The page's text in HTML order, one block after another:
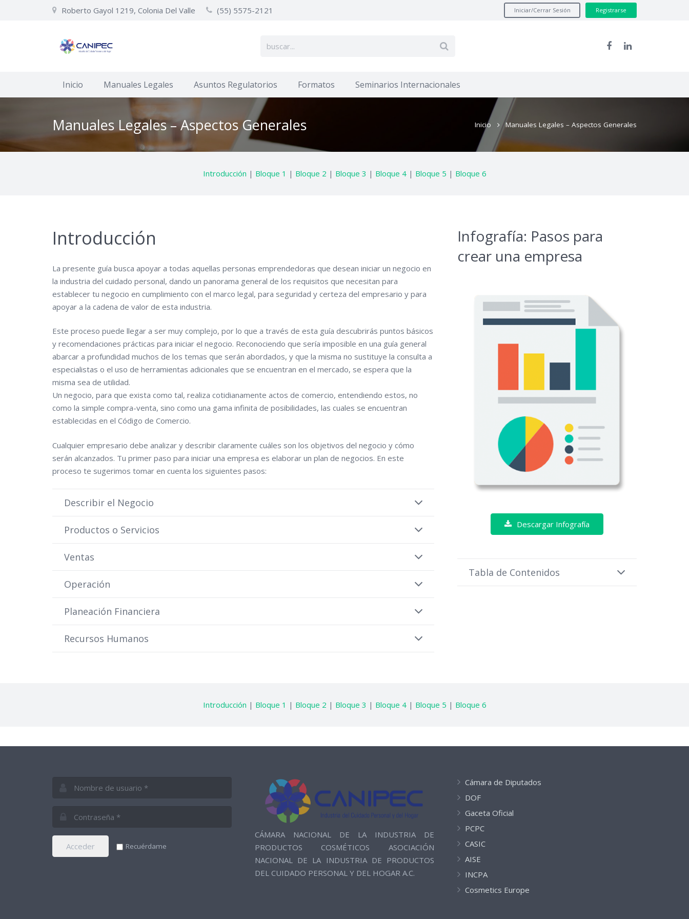
Roberto Gayol 1219, Colonia Del Valle (55) 5575-2121 Iniciar/Cerrar Sesión Registrarse
Inicio Manuales Legales Asuntos Regulatorios Formatos Seminarios Internacionales
Manuales Legales – Aspectos Generales Inicio Manuales Legales – Aspectos Generales
Introducción | Bloque 1 | Bloque 2 | Bloque 3 | Bloque 4| Bloque 5 | Bloque 6
Introducción
La presente guía busca apoyar a todas aquellas personas emprendedoras que desean iniciar un negocio en
la industria del cuidado personal, dando un panorama general de los requisitos que necesitan para
establecer tu negocio en cumplimiento con el marco legal, para seguridad y certeza del empresario y para
apoyar a la cadena de valor de esta industria.
Este proceso puede llegar a ser muy complejo, por lo que a través de esta guía descubrirás puntos básicos
y recomendaciones prácticas para iniciar el negocio. Reconociendo que sería imposible en una guía general
abarcar a profundidad muchos de los temas que serán abordados, y que la misma no sustituye la consulta a
especialistas o el uso de herramientas adicionales que se encuentran en el mercado, se espera que la
misma sea de utilidad.
Un negocio, para que exista como tal, realiza cotidianamente actos de comercio, entendiendo estos, no
como la simple compra-venta, sino como una gama infinita de posibilidades, las cuales se encuentran
establecidas en el Código de Comercio.
Cualquier empresario debe analizar y describir claramente cuáles son los objetivos del negocio y cómo
serán alcanzados. Tu primer paso para iniciar una empresa es elaborar un plan de negocios. En este
proceso te sugerimos tomar en cuenta los siguientes pasos:
Describir el Negocio
Productos o Servicios
Ventas
Operación
Planeación Financiera
Recursos Humanos
Infografía: Pasos para
crear una empresa
Descargar Infografía
Tabla de Contenidos
Introducción | Bloque 1 | Bloque 2 | Bloque 3 | Bloque 4| Bloque 5 | Bloque 6
Acceder Recuérdame
CÁMARA NACIONAL DE LA INDUSTRIA DE
PRODUCTOS COSMÉTICOS ASOCIACIÓN
NACIONAL DE LA INDUSTRIA DE PRODUCTOS
DEL CUIDADO PERSONAL Y DEL HOGAR A.C.
Cámara de Diputados
DOF
Gaceta Oficial
PCPC
CASIC
AISE
INCPA
Cosmetics Europe